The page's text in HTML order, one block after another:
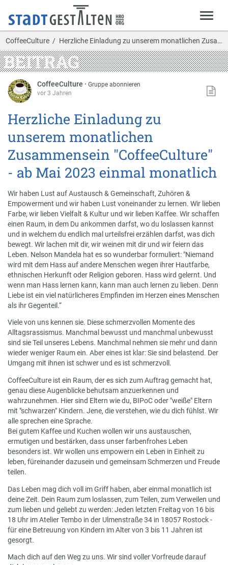
CoffeeCulture Herzliche Einladung zu unserem monatlichen Zusamm…
BEITRAG
CoffeeCulture ·Gruppe abonnieren
vor 3 Jahren
Herzliche Einladung zu
unserem monatlichen
Zusammensein "CoffeeCulture"
- ab Mai 2023 einmal monatlich
Wir haben Lust auf Austausch & Gemeinschaft, Zuhören &
Empowerment und wir haben Lust voneinander zu lernen. Wir lieben
Farbe, wir lieben Vielfalt & Kultur und wir lieben Kaffee. Wir schaffen
einen Raum, in dem Du ankommen darfst, wo du loslassen kannst
und in welchem du endlich mal urteilsfrei erzählen darfst, was dich
bewegt. Wir lachen mit dir, wir weinen mit dir und wir feiern das
Leben. Nelson Mandela hat es so wunderbar formuliert: "Niemand
wird mit dem Hass auf andere Menschen wegen ihrer Hautfarbe,
ethnischen Herkunft oder Religion geboren. Hass wird gelernt. Und
wenn man Hass lernen kann, kann man auch lernen zu lieben. Denn
Liebe ist ein viel natürlicheres Empfinden im Herzen eines Menschen
als ihr Gegenteil.“
Viele von uns kennen sie. Diese schmerzvollen Momente des
Alltagsrassismus. Manchmal bewusst und manchmal unbewusst
sind sie Teil unseres Lebens. Manchmal nehmen sie mehr und dann
wieder weniger Raum ein. Aber eines ist klar: Sie sind belastend. Der
Umgang mit ihnen ist schwer und es ist schmerzvoll.
CoffeeCulture ist ein Raum, der es sich zum Auftrag gemacht hat,
genau diese Augenblicke behutsam anzuerkennen und
wahrzunehmen. Hier sind Eltern wie du, BIPoC oder "weiße" Eltern
mit "schwarzen" Kindern. Jene, die verstehen, wie du dich fühlst. Wir
alle sprechen eine Sprache.
Bei gutem Kaffee und Kuchen wollen wir uns austauschen,
ermutigen und bestärken, dass unser farbenfrohes Leben
besonders ist. Wir wollen uns empowern ein Leben in Einheit zu
leben, füreinander dazusein und gemeinsam Schmerzen und Freude
teilen.
Das Leben mag dich voll im Griff haben, aber einmal monatlich ist
deine Zeit. Dein Raum zum loslassen, zum Teilen, zum Verweilen und
zum lieben und geliebt zu werden: Jeden letzten Freitag von 16 bis
18 Uhr im Atelier Tembo in der Ulmenstraße 34 in 18057 Rostock -
für eine Betreuung von Kindern im Alter von 3 bis 11 Jahren ist
gesorgt.
Mach dich auf den Weg zu uns. Wir sind voller Vorfreude darauf